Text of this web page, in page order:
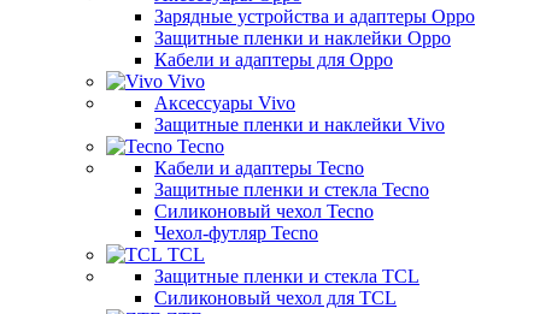
Зарядные устройства и адаптеры Oppo
Защитные пленки и наклейки Oppo
Кабели и адаптеры для Oppo
Vivo
Аксессуары Vivo
Защитные пленки и наклейки Vivo
Tecno
Кабели и адаптеры Tecno
Защитные пленки и стекла Tecno
Силиконовый чехол Tecno
Чехол-футляр Tecno
TCL
Защитные пленки и стекла TCL
Силиконовый чехол для TCL